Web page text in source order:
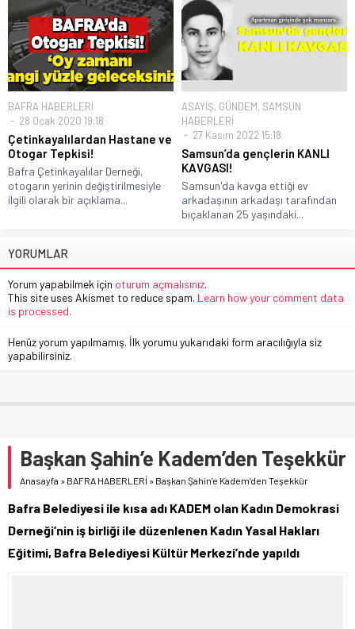
BAFRA HABERLERİ
28 Ocak 2020 19:18
Çetinkayalılardan Hastane ve
Otogar Tepkisi!
Bafra Çetinkayalılar Derneği,
otogarın yerinin değiştirilmesiyle
ilgili olarak bir açıklama...
ASAYİŞ, GÜNDEM, SAMSUN
HABERLERİ
27 Kasım 2022 15:18
Samsun’da gençlerin KANLI
KAVGASI!
Samsun'da kavga ettiği ev
arkadaşının arkadaşı tarafından
bıçaklanan 25 yaşındaki...
YORUMLAR
Yorum yapabilmek için oturum açmalısınız.
This site uses Akismet to reduce spam. Learn how your comment data
is processed.
Henüz yorum yapılmamış. İlk yorumu yukarıdaki form aracılığıyla siz
yapabilirsiniz.
Başkan Şahin’e Kadem’den Teşekkür
Anasayfa » BAFRA HABERLERİ » Başkan Şahin’e Kadem’den Teşekkür
Bafra Belediyesi ile kısa adı KADEM olan Kadın Demokrasi
Derneği’nin iş birliği ile düzenlenen Kadın Yasal Hakları
Eğitimi, Bafra Belediyesi Kültür Merkezi’nde yapıldı